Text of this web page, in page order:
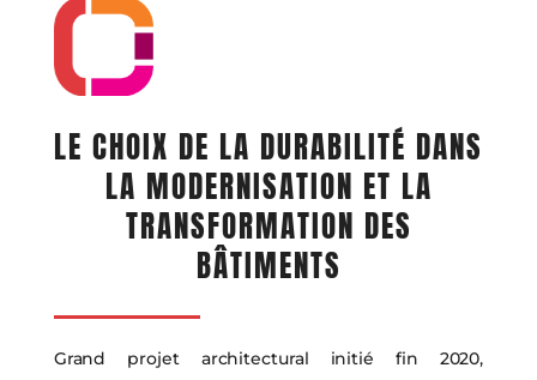
LE CHOIX DE LA DURABILITÉ DANS
LA MODERNISATION ET LA
TRANSFORMATION DES
BÂTIMENTS
Grand projet architectural initié fin 2020,